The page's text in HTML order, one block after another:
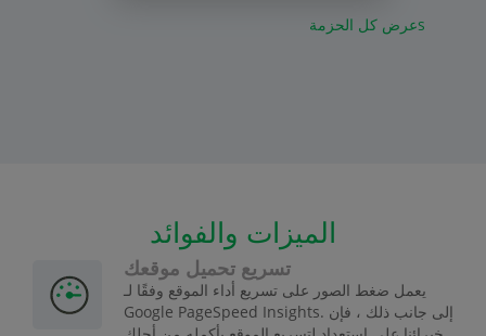
عرض كل الحزمةs
الميزات والفوائد
تسريع تحميل موقعك
يعمل ضغط الصور على تسريع أداء الموقع وفقًا لـ
Google PageSpeed Insights. إلى جانب ذلك ، فإن